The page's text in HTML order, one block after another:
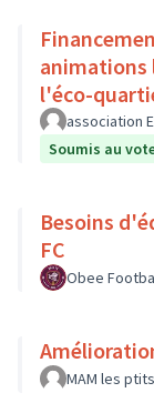
animations
l'éco-
association
Soumis au
Besoins
FC
Obee
MAM les